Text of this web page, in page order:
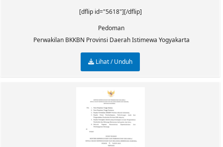
[dflip id="5618"][/dflip]
Pedoman
Perwakilan BKKBN Provinsi Daerah Istimewa Yogyakarta
Lihat / Unduh